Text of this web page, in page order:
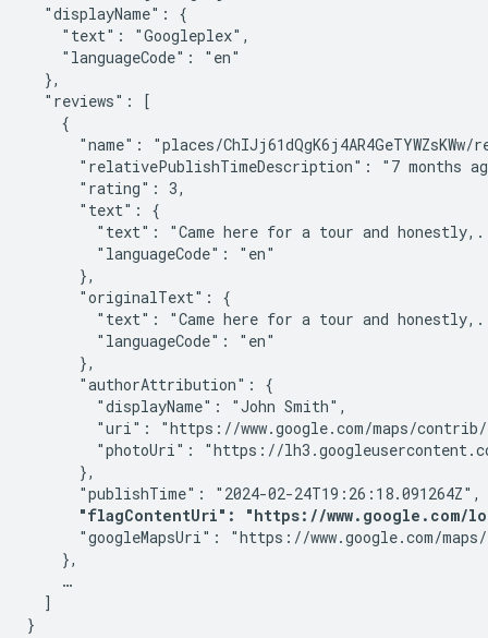
  "displayName": {
    "text": "Googleplex",
    "languageCode": "en"
  },
  "reviews": [
    {
"name": "places/ChIJj61dQgK6j4AR4GeTYWZsKWw/
"relativePublishTimeDescription": "7 months
      "rating": 3,
      "text": {
"text": "Came here for a tour and
        "languageCode": "en"
      },
      "originalText": {
"text": "Came here for a tour and
        "languageCode": "en"
      },
      "authorAttribution": {
        "displayName": "John Smith",
"uri": "https://www.google.com/maps/
"photoUri": "https://
      },
      "publishTime": "2024-02-24T19:26:18.091264Z",
"flagContentUri": "https://www.google.com/
"googleMapsUri": "https://www.google.com/
    },
    …
  ]
}